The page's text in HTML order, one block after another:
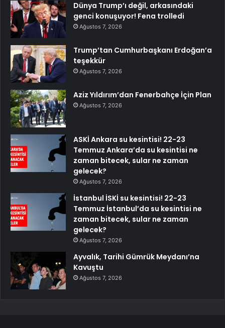
Dünya Trump’ı değil, arkasındaki
genci konuşuyor! Fena trolledi
Ağustos 7, 2026
Trump’tan Cumhurbaşkanı Erdoğan’a
teşekkür
Ağustos 7, 2026
Aziz Yıldırım’dan Fenerbahçe İçin Plan
Ağustos 7, 2026
ASKİ Ankara su kesintisi! 22-23
Temmuz Ankara’da su kesintisi ne
zaman bitecek, sular ne zaman
gelecek?
Ağustos 7, 2026
İstanbul İSKİ su kesintisi! 22-23
Temmuz İstanbul’da su kesintisi ne
zaman bitecek, sular ne zaman
gelecek?
Ağustos 7, 2026
Ayvalık, Tarihi Gümrük Meydanı’na
Kavuştu
Ağustos 7, 2026